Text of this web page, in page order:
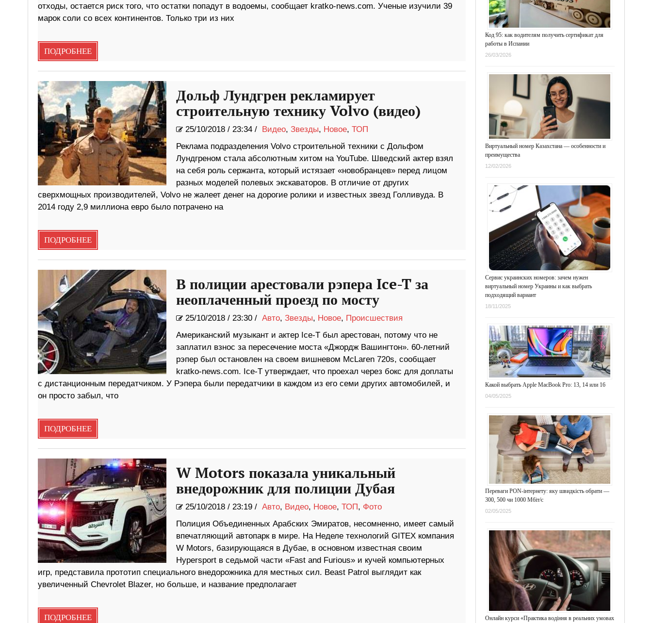
отходы, остается риск того, что остатки попадут в водоемы, сообщает kratko-news.com. Ученые изучили 39
марок соли со всех континентов. Только три из них
ПОДРОБНЕЕ
Дольф Лундгрен рекламирует
строительную технику Volvo (видео)
25/10/2018/ 23:34 / Видео, Звезды, Новое, ТОП
Реклама подразделения Volvo строительной техники с Дольфом
Лундгреном стала абсолютным хитом на YouTube. Шведский актер взял
на себя роль сержанта, который истязает «новобранцев» перед лицом
разных моделей полевых экскаваторов. В отличие от других
сверхмощных производителей, Volvo не жалеет денег на дорогие ролики и известных звезд Голливуда. В
2014 году 2,9 миллиона евро было потрачено на
ПОДРОБНЕЕ
В полиции арестовали рэпера Ice-T за
неоплаченный проезд по мосту
25/10/2018/ 23:30 / Авто, Звезды, Новое, Происшествия
Американский музыкант и актер Ice-T был арестован, потому что не
заплатил взнос за пересечение моста «Джордж Вашингтон». 60-летний
рэпер был остановлен на своем вишневом McLaren 720s, сообщает
kratko-news.com. Ice-T утверждает, что проехал через бокс для доплаты
с дистанционным передатчиком. У Рэпера были передатчики в каждом из его семи других автомобилей, и
он просто забыл, что
ПОДРОБНЕЕ
W Motors показала уникальный
внедорожник для полиции Дубая
25/10/2018/ 23:19 / Авто, Видео, Новое, ТОП, Фото
Полиция Объединенных Арабских Эмиратов, несомненно, имеет самый
впечатляющий автопарк в мире. На Неделе технологий GITEX компания
W Motors, базирующаяся в Дубае, в основном известная своим
Hypersport в седьмой части «Fast and Furious» и кучей компьютерных
игр, представила прототип специального внедорожника для местных сил. Beast Patrol выглядит как
увеличенный Chevrolet Blazer, но больше, и название предполагает
ПОДРОБНЕЕ
Код 95: как водителям получить сертификат для
работы в Испании
26/03/2026
Виртуальный номер Казахстана — особенности и
преимущества
12/02/2026
Сервис украинских номеров: зачем нужен
виртуальный номер Украины и как выбрать
подходящий вариант
18/11/2025
Какой выбрать Apple MacBook Pro: 13, 14 или 16
04/05/2025
Переваги PON-інтернету: яку швидкість обрати —
300, 500 чи 1000 Мбіт/с
02/05/2025
Онлайн курси «Практика водіння в реальних умовах